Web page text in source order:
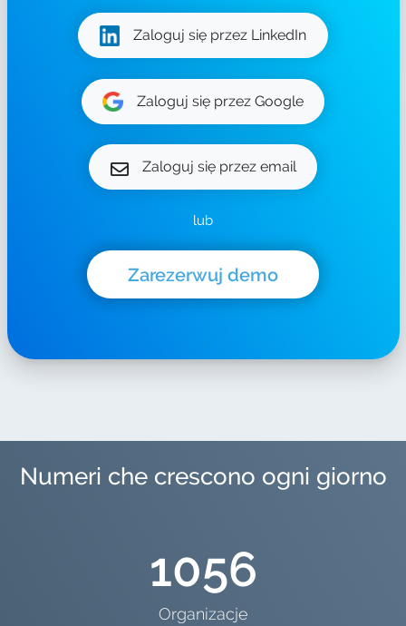
Zaloguj się przez LinkedIn
Zaloguj się przez Google
Zaloguj się przez email
lub
Zarezerwuj demo
Numeri che crescono ogni giorno
1056
Organizacje